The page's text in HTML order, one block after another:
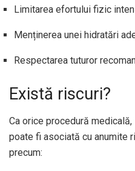
Limitarea efortului fizic
Menținerea unei hidratări
Respectarea tuturor
Există riscuri?
Ca orice procedură
poate fi asociată cu anumite
precum: